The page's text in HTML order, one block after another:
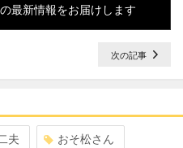
最新情報をお届けします
次の記事
夫 おそ松さん